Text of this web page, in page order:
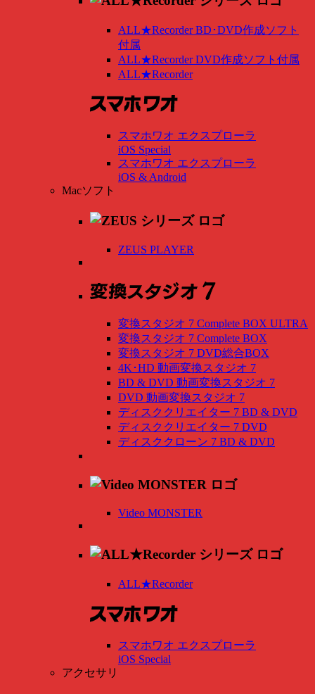
ALL★Recorder BD･DVD作成ソフト
付属
ALL★Recorder DVD作成ソフト付属
ALL★Recorder
スマホワオ エクスプローラ
iOS Special
スマホワオ エクスプローラ
iOS & Android
Macソフト
ZEUS PLAYER
変換スタジオ 7 Complete BOX ULTRA
変換スタジオ 7 Complete BOX
変換スタジオ 7 DVD総合BOX
4K･HD 動画変換スタジオ 7
BD & DVD 動画変換スタジオ 7
DVD 動画変換スタジオ 7
ディスククリエイター 7 BD & DVD
ディスククリエイター 7 DVD
ディスククローン 7 BD & DVD
Video MONSTER
ALL★Recorder
スマホワオ エクスプローラ
iOS Special
アクセサリ